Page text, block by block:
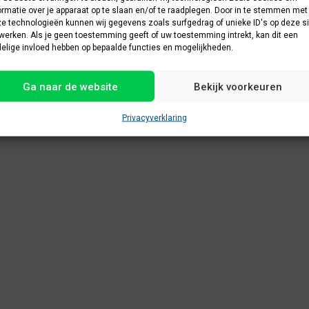
over je apparaat op te slaan en/of te raadplegen. Door in te stemmen met
technologieën kunnen wij gegevens zoals surfgedrag of unieke ID's op deze
Als je geen toestemming geeft of uw toestemming intrekt, kan dit een
invloed hebben op bepaalde functies en mogelijkheden.
Ga naar de website Bekijk voorkeuren
Privacyverklaring